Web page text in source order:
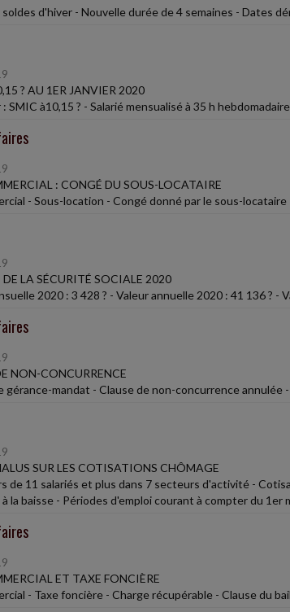
d'hiver - Nouvelle durée de 4 semaines - Dates
? AU 1ER JANVIER 2020
SMIC à10,15 ? - Salarié mensualisé à 35 h
: CONGÉ DU SOUS-LOCATAIRE
- Sous-location - Congé donné par le sous-locataire
DE LA SÉCURITÉ SOCIALE 2020
2020 : 3 428 ? - Valeur annuelle 2020 : 41 136 ? -
NON-CONCURRENCE
gérance-mandat - Clause de non-concurrence
SUR LES COTISATIONS CHÔMAGE
de 11 salariés et plus dans 7 secteurs d'activité -
la baisse - Périodes d'emploi courant à compter du 1er
ET TAXE FONCIÈRE
- Taxe foncière - Charge récupérable - Clause du bail